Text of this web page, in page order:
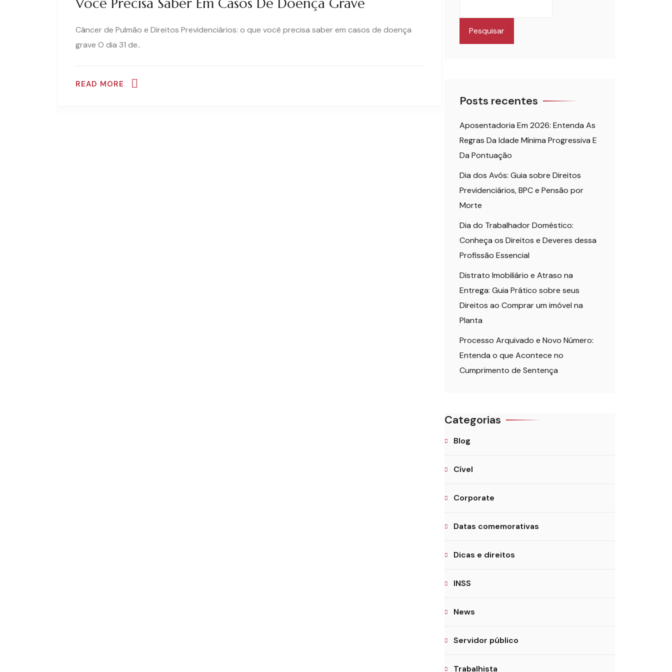
Você Precisa Saber Em Casos De Doença Grave
Câncer de Pulmão e Direitos Previdenciários: o que você precisa saber em casos de doença
grave O dia 31 de..
READ MORE
Pesquisar
Posts recentes
Aposentadoria Em 2026: Entenda As
Regras Da Idade Mínima Progressiva E
Da Pontuação
Dia dos Avós: Guia sobre Direitos
Previdenciários, BPC e Pensão por
Morte
Dia do Trabalhador Doméstico:
Conheça os Direitos e Deveres dessa
Profissão Essencial
Distrato Imobiliário e Atraso na
Entrega: Guia Prático sobre seus
Direitos ao Comprar um imóvel na
Planta
Processo Arquivado e Novo Número:
Entenda o que Acontece no
Cumprimento de Sentença
Categorias
Blog
Cível
Corporate
Datas comemorativas
Dicas e direitos
INSS
News
Servidor público
Trabalhista